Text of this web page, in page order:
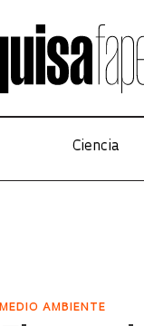
Ciencia
MEDIO AMBIENTE